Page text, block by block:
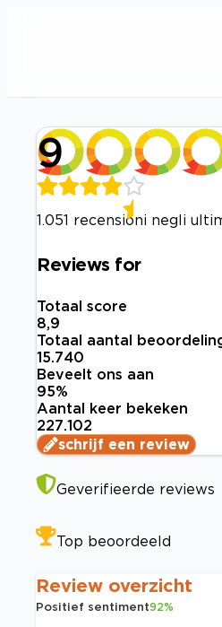
9
1.051 recensioni negli
Reviews for
Totaal score
8,9
Totaal aantal
15.740
Beveelt ons aan
95%
Aantal keer bekeken
227.102
schrijf een review
Geverifieerde reviews
Top beoordeeld
Review overzicht
Positief sentiment92%